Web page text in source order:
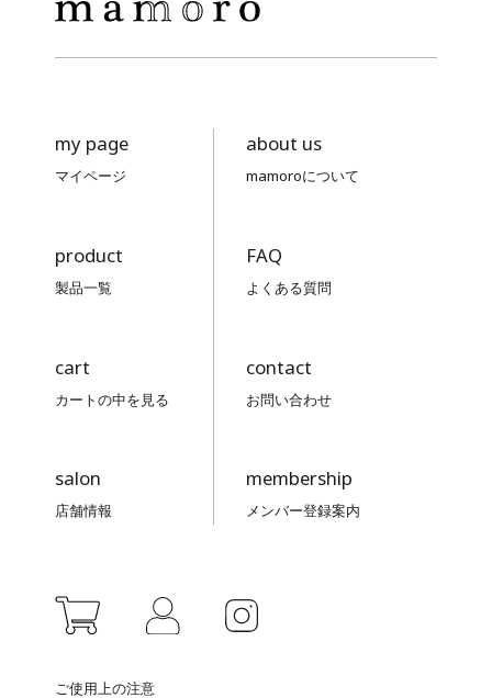
my page
マイページ
product
製品一覧
cart
カートの中を見る
salon
店舗情報
about us
mamoroについて
FAQ
よくある質問
contact
お問い合わせ
membership
メンバー登録案内
ご使用上の注意